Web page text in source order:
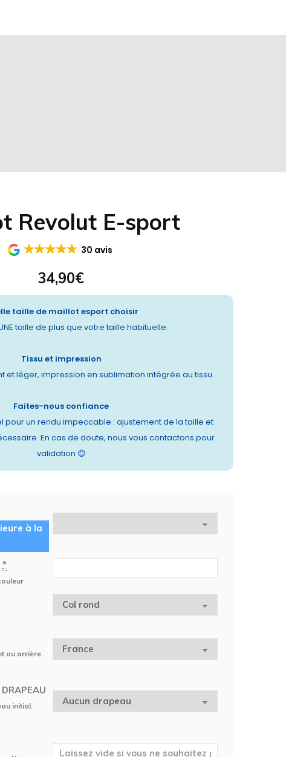
Revolut E-sport
30 avis
34,90€
taille de maillot esport choisir
taille de plus que votre taille habituelle.
Tissu et impression
et léger, impression en sublimation intégrée au tissu.
Faites-nous confiance
pour un rendu impeccable : ajustement de la taille et
En cas de doute, nous vous contactons pour
validation 😊
à la
*
ou arrière.
initial.